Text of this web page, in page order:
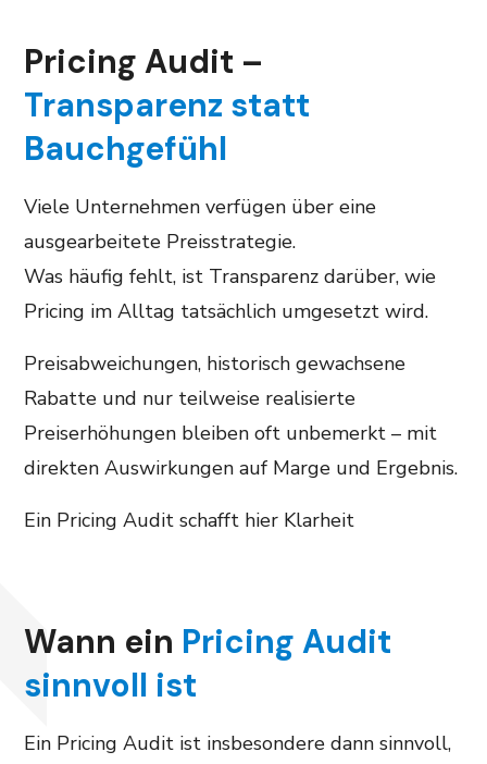
Pricing Audit –
Transparenz statt
Bauchgefühl
Viele Unternehmen verfügen über eine
ausgearbeitete Preisstrategie.
Was häufig fehlt, ist Transparenz darüber, wie
Pricing im Alltag tatsächlich umgesetzt wird.
Preisabweichungen, historisch gewachsene
Rabatte und nur teilweise realisierte
Preiserhöhungen bleiben oft unbemerkt – mit
direkten Auswirkungen auf Marge und Ergebnis.
Ein Pricing Audit schafft hier Klarheit
Wann ein Pricing Audit
sinnvoll ist
Ein Pricing Audit ist insbesondere dann sinnvoll,